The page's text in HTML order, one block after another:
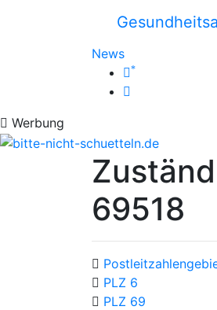
News
*
Werbung
69518
PLZ 6
PLZ 69